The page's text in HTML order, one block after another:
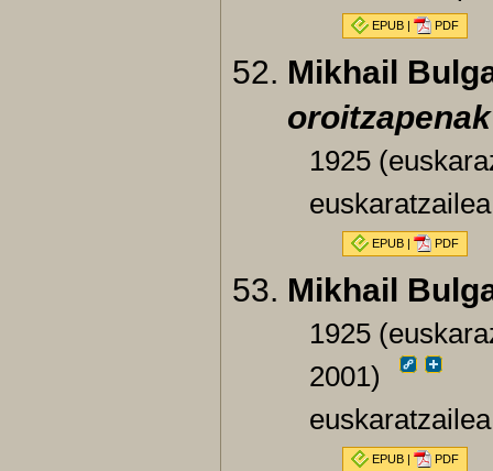
EPUB| PDF
Mikhail
oroitzapenak
1925
EPUB| PDF
Mikhail
1925
2001)
EPUB| PDF